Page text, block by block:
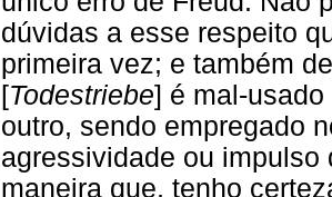
dúvidas a esse respeito
primeira vez; e também
[Todestriebe] é mal-
outro, sendo empregado
agressividade ou
maneira que, tenho